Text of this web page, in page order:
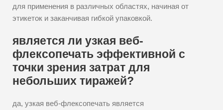
для применения в различных областях, начиная от
этикеток и заканчивая гибкой упаковкой.
является ли узкая веб-
флексопечать эффективной с
точки зрения затрат для
небольших тиражей?
да, узкая веб-флексопечать является